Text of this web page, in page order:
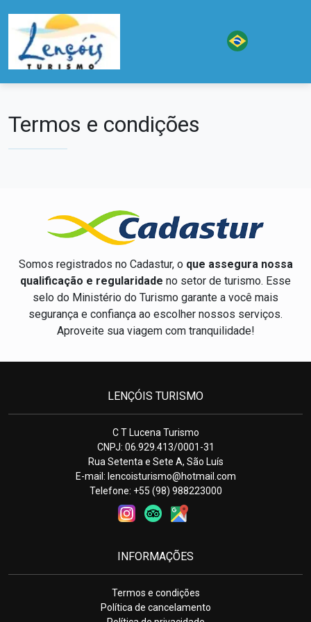
Termos e condições
Somos registrados no Cadastur, o que assegura nossa
qualificação e regularidade no setor de turismo. Esse
selo do Ministério do Turismo garante a você mais
segurança e confiança ao escolher nossos serviços.
Aproveite sua viagem com tranquilidade!
LENÇÓIS TURISMO
C T Lucena Turismo
CNPJ: 06.929.413/0001-31
Rua Setenta e Sete A, São Luís
E-mail: lencoisturismo@hotmail.com
Telefone: +55 (98) 988223000
INFORMAÇÕES
Termos e condições
Política de cancelamento